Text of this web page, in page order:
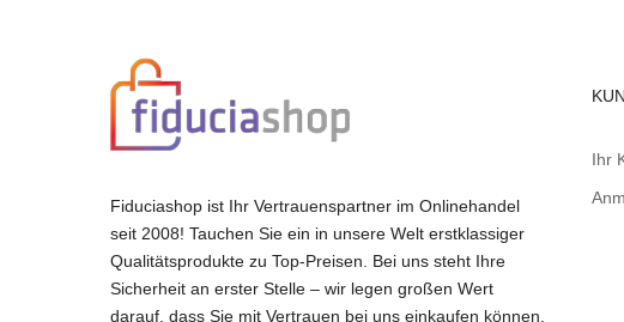
Fiduciashop ist Ihr Vertrauenspartner im Onlinehandel
seit 2008! Tauchen Sie ein in unsere Welt erstklassiger
Qualitätsprodukte zu Top-Preisen. Bei uns steht Ihre
Sicherheit an erster Stelle – wir legen großen Wert
darauf, dass Sie mit Vertrauen bei uns einkaufen können.
Ihr